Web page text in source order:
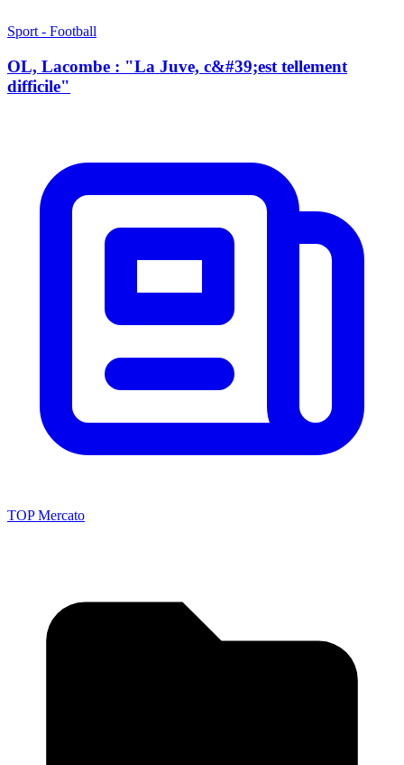
Sport - Football
OL, Lacombe : "La Juve, c&#39;est tellement
difficile"
TOP Mercato